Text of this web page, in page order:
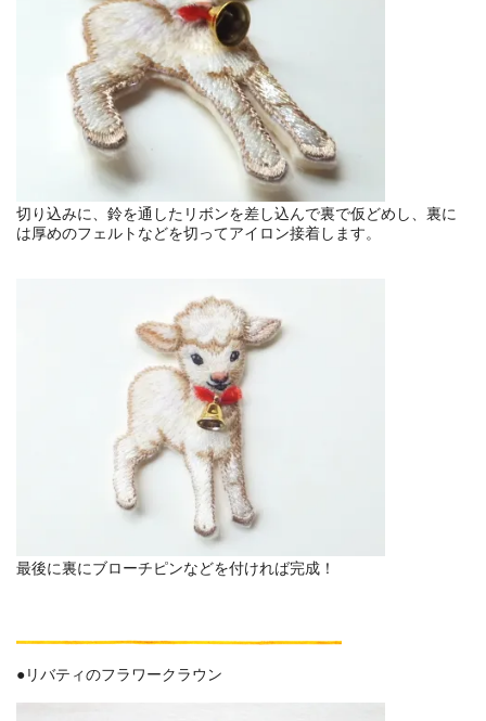
切り込みに、鈴を通したリボンを差し込んで裏で仮どめし、裏に
は厚めのフェルトなどを切ってアイロン接着します。
最後に裏にブローチピンなどを付ければ完成！
●リバティのフラワークラウン